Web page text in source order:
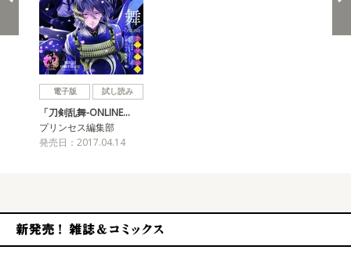
電子版 試し読み
「刀剣乱舞-ONLINE…
プリンセス編集部
発売日：2017.04.14